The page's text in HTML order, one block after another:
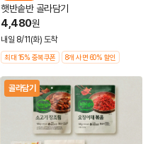
햇반솥반 골라담기
4,480원
내일 8/11(화) 도착
최대 15% 중복쿠폰 8개 사면 60% 할인
골라담기